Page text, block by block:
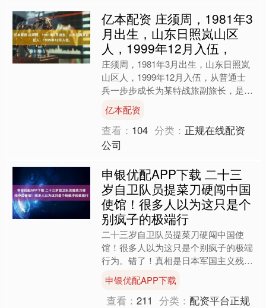
亿本配资 庄须周，1981年3
月出生，山东日照岚山区
人，1999年12月入伍，
庄须周，1981年3月出生，山东日照岚
山区人，1999年12月入伍，从普通士
兵一步步成长为某特战旅副旅长，是全
军闻名的特战尖兵、金牌指挥员。
（士兵面孔：特战尖....
亿本配资
查看： 104 分类： 正规在线配资
公司
申银优配APP下载 二十三
岁自卫队员提菜刀硬闯中国
使馆！很多人以为这只是个
别疯子的极端行
二十三岁自卫队员提菜刀硬闯中国使
馆！很多人以为这只是个别疯子的极端
行为。错了！真相是日本军国主义残余
正死死缠住赤贫青年，用三岛由纪夫式
的自杀幻梦，掩盖底层社会彻....
申银优配APP下载
查看：211 分类：配资平台正规